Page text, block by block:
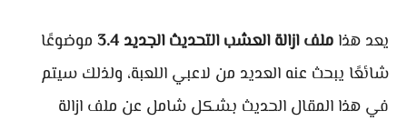
يعد هذا ملف ازالة العشب التحديث الجديد 3.4
موضوعًا
شائعًا يبحث عنه العديد من لاعبي اللعبة، ولذلك سيتم
في هذا المقال الحديث بشكل شامل عن ملف ازالة